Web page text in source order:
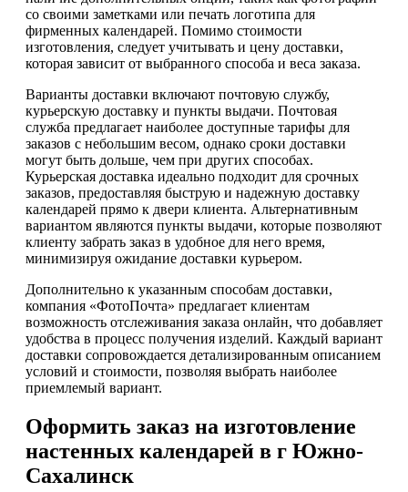
со своими заметками или печать логотипа для
фирменных календарей. Помимо стоимости
изготовления, следует учитывать и цену доставки,
которая зависит от выбранного способа и веса заказа.
Варианты доставки включают почтовую службу,
курьерскую доставку и пункты выдачи. Почтовая
служба предлагает наиболее доступные тарифы для
заказов с небольшим весом, однако сроки доставки
могут быть дольше, чем при других способах.
Курьерская доставка идеально подходит для срочных
заказов, предоставляя быструю и надежную доставку
календарей прямо к двери клиента. Альтернативным
вариантом являются пункты выдачи, которые позволяют
клиенту забрать заказ в удобное для него время,
минимизируя ожидание доставки курьером.
Дополнительно к указанным способам доставки,
компания «ФотоПочта» предлагает клиентам
возможность отслеживания заказа онлайн, что добавляет
удобства в процесс получения изделий. Каждый вариант
доставки сопровождается детализированным описанием
условий и стоимости, позволяя выбрать наиболее
приемлемый вариант.
Оформить заказ на изготовление
настенных календарей в г Южно-
Сахалинск